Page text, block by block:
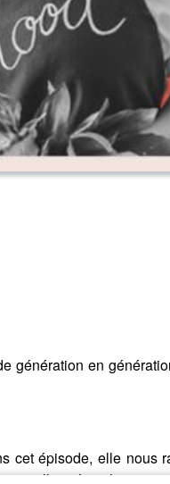
génération en
cet épisode, elle nous
elle intègre la